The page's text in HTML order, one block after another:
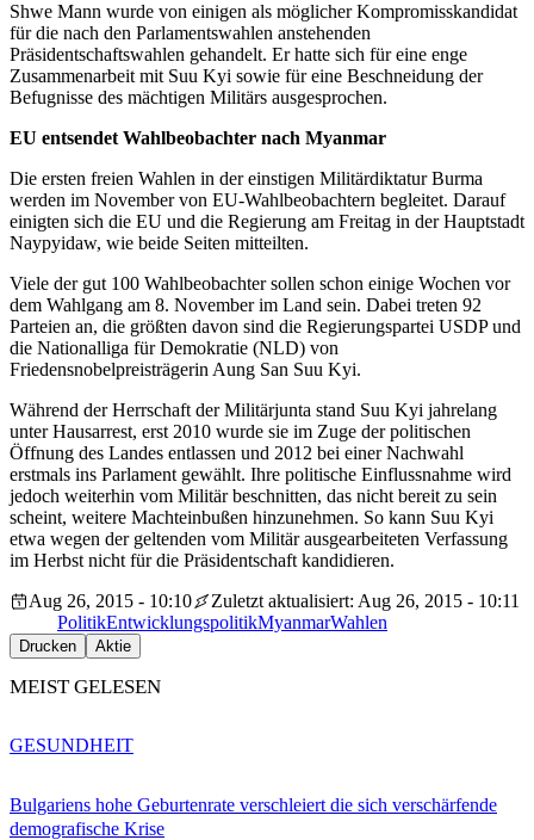
Shwe Mann wurde von einigen als möglicher Kompromisskandidat
für die nach den Parlamentswahlen anstehenden
Präsidentschaftswahlen gehandelt. Er hatte sich für eine enge
Zusammenarbeit mit Suu Kyi sowie für eine Beschneidung der
Befugnisse des mächtigen Militärs ausgesprochen.
EU entsendet Wahlbeobachter nach Myanmar
Die ersten freien Wahlen in der einstigen Militärdiktatur Burma
werden im November von EU-Wahlbeobachtern begleitet. Darauf
einigten sich die EU und die Regierung am Freitag in der Hauptstadt
Naypyidaw, wie beide Seiten mitteilten.
Viele der gut 100 Wahlbeobachter sollen schon einige Wochen vor
dem Wahlgang am 8. November im Land sein. Dabei treten 92
Parteien an, die größten davon sind die Regierungspartei USDP und
die Nationalliga für Demokratie (NLD) von
Friedensnobelpreisträgerin Aung San Suu Kyi.
Während der Herrschaft der Militärjunta stand Suu Kyi jahrelang
unter Hausarrest, erst 2010 wurde sie im Zuge der politischen
Öffnung des Landes entlassen und 2012 bei einer Nachwahl
erstmals ins Parlament gewählt. Ihre politische Einflussnahme wird
jedoch weiterhin vom Militär beschnitten, das nicht bereit zu sein
scheint, weitere Machteinbußen hinzunehmen. So kann Suu Kyi
etwa wegen der geltenden vom Militär ausgearbeiteten Verfassung
im Herbst nicht für die Präsidentschaft kandidieren.
Aug 26, 2015 - 10:10
Zuletzt aktualisiert: Aug 26, 2015 - 10:11
PolitikEntwicklungspolitikMyanmarWahlen
Drucken Aktie
MEIST GELESEN
Bulgariens hohe Geburtenrate verschleiert die sich verschärfende
demografische Krise
GESUNDHEIT